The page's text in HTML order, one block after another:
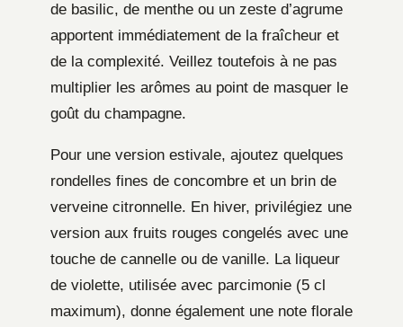
de basilic, de menthe ou un zeste d’agrume
apportent immédiatement de la fraîcheur et
de la complexité. Veillez toutefois à ne pas
multiplier les arômes au point de masquer le
goût du champagne.
Pour une version estivale, ajoutez quelques
rondelles fines de concombre et un brin de
verveine citronnelle. En hiver, privilégiez une
version aux fruits rouges congelés avec une
touche de cannelle ou de vanille. La liqueur
de violette, utilisée avec parcimonie (5 cl
maximum), donne également une note florale